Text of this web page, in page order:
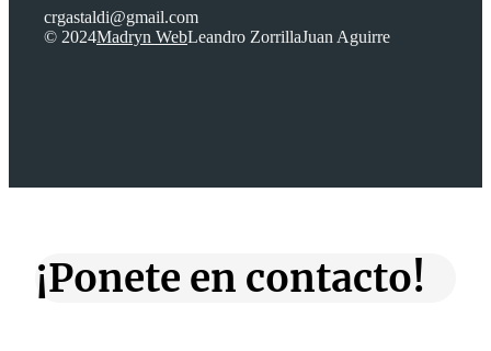
crgastaldi@gmail.com
© 2024Madryn WebLeandro ZorrillaJuan Aguirre
¡Ponete en contacto!